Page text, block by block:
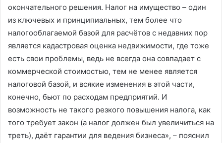
окончательного решения. Налог на имущество – один
из ключевых и принципиальных, тем более что
налогооблагаемой базой для расчётов с недавних пор
является кадаст­ровая оценка недвижимости, где тоже
есть свои проблемы, ведь не всегда она совпадает с
коммерческой стоимостью, тем не менее является
налоговой базой, и всякие изменения в этой части,
конечно, бьют по расходам предприятий. И
возможность не такого резкого повышения налога, как
того требует закон (а налог должен был увеличиться на
треть), даёт гарантии для ведения бизнеса», – пояснил